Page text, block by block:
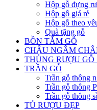
Hộp gỗ đựng
Hộp gỗ giá rẻ
Hộp gỗ theo
Quà tặng gỗ
BỒN TẮM GỖ
CHẬU NGÂM
THÙNG RƯỢU GỖ
TRẦN GỖ
Trần gỗ thông
Trần gỗ thông
Trần gỗ thông
TỦ RƯỢU ĐẸP